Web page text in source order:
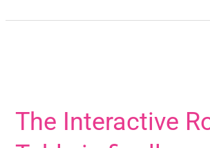
The Interactive
The
Interactive